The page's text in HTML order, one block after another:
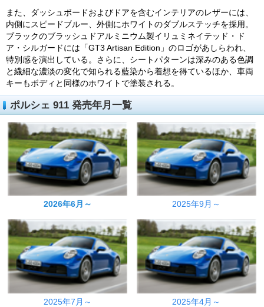
また、ダッシュボードおよびドアを含むインテリアのレザーには、
内側にスピードブルー、外側にホワイトのダブルステッチを採用。
ブラックのブラッシュドアルミニウム製イリュミネイテッド・ド
ア・シルガードには「GT3 Artisan Edition」のロゴがあしらわれ、
特別感を演出している。さらに、シートパターンは深みのある色調
と繊細な濃淡の変化で知られる藍染から着想を得ているほか、車両
キーもボディと同様のホワイトで塗装される。
ポルシェ 911 発売年月一覧
2026年6月～ 2025年9月～
2025年7月～ 2025年4月～